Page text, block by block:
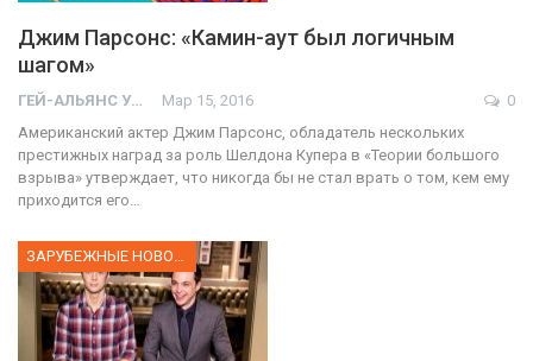
Джим Парсонс: «Камин-аут был логичным
шагом»
ГЕЙ-АЛЬЯНС УКРАИНА Мар 15, 2016
0
Американский актер Джим Парсонс, обладатель нескольких
престижных наград за роль Шелдона Купера в «Теории большого
взрыва» утверждает, что никогда бы не стал врать о том, кем ему
приходится его…
ЗАРУБЕЖНЫЕ НОВОСТИ